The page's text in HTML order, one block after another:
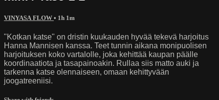
VINYASA FLOW • 1h 1m
"Kotkan katse" on dristin kuukauden hyvää tekevä harjoitus
Hanna Mannisen kanssa. Teet tunnin aikana monipuolisen
harjoituksen koko vartalolle, joka kehittää kaupan päälle
koordinaatiota ja tasapainoakin. Rullaa siis matto auki ja
tarkenna katse olennaiseen, omaan kehittyvään
joogatreeniisi.